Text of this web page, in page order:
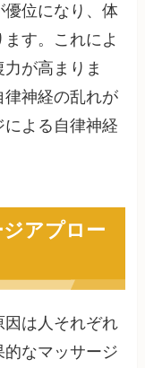
優位になり、体
す。これによ
が高まりま
神経の乱れが
よる自律神経
アプロー
は人それぞれ
なマッサージ